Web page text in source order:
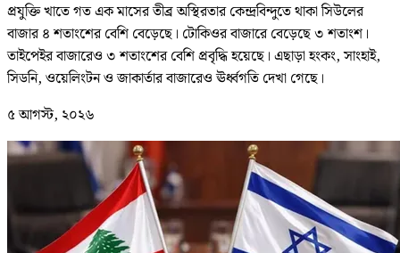
প্রযুক্তি খাতে গত এক মাসের তীব্র অস্থিরতার কেন্দ্রবিন্দুতে থাকা সিউলের
বাজার ৪ শতাংশের বেশি বেড়েছে। টোকিওর বাজারে বেড়েছে ৩ শতাংশ।
তাইপেইর বাজারেও ৩ শতাংশের বেশি প্রবৃদ্ধি হয়েছে। এছাড়া হংকং, সাংহাই,
সিডনি, ওয়েলিংটন ও জাকার্তার বাজারেও ঊর্ধ্বগতি দেখা গেছে।
৫ আগস্ট, ২০২৬